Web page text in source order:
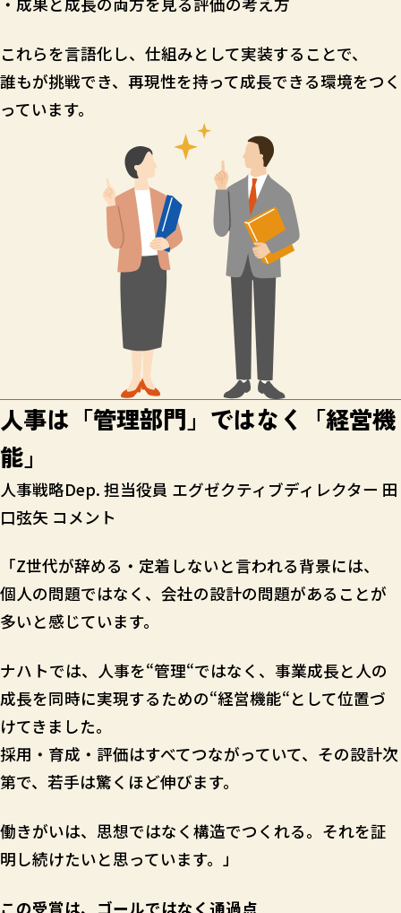
これらを言語化し、仕組みとして実装することで、
誰もが挑戦でき、再現性を持って成長できる環境をつく
っています。
人事は「管理部門」ではなく「経営機
能」
人事戦略Dep. 担当役員 エグゼクティブディレクター 田
口弦矢 コメント
「Z世代が辞める・定着しないと言われる背景には、
個人の問題ではなく、会社の設計の問題があることが
多いと感じています。
ナハトでは、人事を“管理“ではなく、事業成長と人の
成長を同時に実現するための“経営機能“として位置づ
けてきました。
採用・育成・評価はすべてつながっていて、その設計次
第で、若手は驚くほど伸びます。
働きがいは、思想ではなく構造でつくれる。それを証
明し続けたいと思っています。」
この受賞は、ゴールではなく通過点